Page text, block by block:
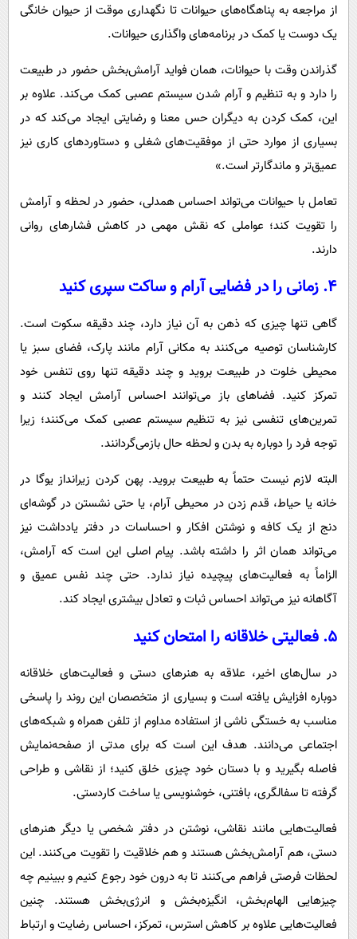
از مراجعه به پناهگاه‌های حیوانات تا نگهداری موقت از حیوان خانگی
یک دوست یا کمک در برنامه‌های واگذاری حیوانات.
گذراندن وقت با حیوانات، همان فواید آرامش‌بخش حضور در طبیعت
را دارد و به تنظیم و آرام شدن سیستم عصبی کمک می‌کند. علاوه بر
این، کمک کردن به دیگران حس معنا و رضایتی ایجاد می‌کند که در
بسیاری از موارد حتی از موفقیت‌های شغلی و دستاوردهای کاری نیز
عمیق‌تر و ماندگارتر است.»
تعامل با حیوانات می‌تواند احساس همدلی، حضور در لحظه و آرامش
را تقویت کند؛ عواملی که نقش مهمی در کاهش فشارهای روانی
دارند.
۴. زمانی را در فضایی آرام و ساکت سپری کنید
گاهی تنها چیزی که ذهن به آن نیاز دارد، چند دقیقه سکوت است.
کارشناسان توصیه می‌کنند به مکانی آرام مانند پارک، فضای سبز یا
محیطی خلوت در طبیعت بروید و چند دقیقه تنها روی تنفس خود
تمرکز کنید. فضاهای باز می‌توانند احساس آرامش ایجاد کنند و
تمرین‌های تنفسی نیز به تنظیم سیستم عصبی کمک می‌کنند؛ زیرا
توجه فرد را دوباره به بدن و لحظه حال بازمی‌گردانند.
البته لازم نیست حتماً به طبیعت بروید. پهن کردن زیرانداز یوگا در
خانه یا حیاط، قدم زدن در محیطی آرام، یا حتی نشستن در گوشه‌ای
دنج از یک کافه و نوشتن افکار و احساسات در دفتر یادداشت نیز
می‌تواند همان اثر را داشته باشد. پیام اصلی این است که آرامش،
الزاماً به فعالیت‌های پیچیده نیاز ندارد. حتی چند نفس عمیق و
آگاهانه نیز می‌تواند احساس ثبات و تعادل بیشتری ایجاد کند.
۵. فعالیتی خلاقانه را امتحان کنید
در سال‌های اخیر، علاقه به هنرهای دستی و فعالیت‌های خلاقانه
دوباره افزایش یافته است و بسیاری از متخصصان این روند را پاسخی
مناسب به خستگی ناشی از استفاده مداوم از تلفن همراه و شبکه‌های
اجتماعی می‌دانند. هدف این است که برای مدتی از صفحه‌نمایش
فاصله بگیرید و با دستان خود چیزی خلق کنید؛ از نقاشی و طراحی
گرفته تا سفالگری، بافتنی، خوشنویسی یا ساخت کاردستی.
فعالیت‌هایی مانند نقاشی، نوشتن در دفتر شخصی یا دیگر هنرهای
دستی، هم آرامش‌بخش هستند و هم خلاقیت را تقویت می‌کنند. این
لحظات فرصتی فراهم می‌کنند تا به درون خود رجوع کنیم و ببینیم چه
چیزهایی الهام‌بخش، انگیزه‌بخش و انرژی‌بخش هستند. چنین
فعالیت‌هایی علاوه بر کاهش استرس، تمرکز، احساس رضایت و ارتباط